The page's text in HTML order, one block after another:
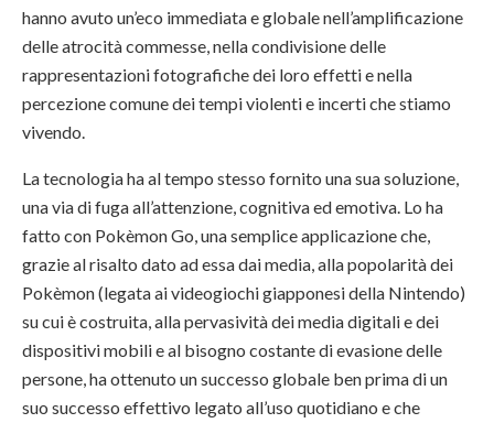
hanno avuto un’eco immediata e globale nell’amplificazione
delle atrocità commesse, nella condivisione delle
rappresentazioni fotografiche dei loro effetti e nella
percezione comune dei tempi violenti e incerti che stiamo
vivendo.
La tecnologia ha al tempo stesso fornito una sua soluzione,
una via di fuga all’attenzione, cognitiva ed emotiva. Lo ha
fatto con Pokèmon Go, una semplice applicazione che,
grazie al risalto dato ad essa dai media, alla popolarità dei
Pokèmon (legata ai videogiochi giapponesi della Nintendo)
su cui è costruita, alla pervasività dei media digitali e dei
dispositivi mobili e al bisogno costante di evasione delle
persone, ha ottenuto un successo globale ben prima di un
suo successo effettivo legato all’uso quotidiano e che